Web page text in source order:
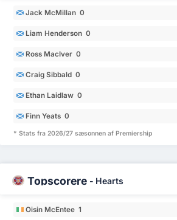
Jack McMillan 0
Liam Henderson 0
Ross MacIver 0
Craig Sibbald 0
Ethan Laidlaw 0
Finn Yeats 0
* Stats fra 2026/27 sæsonnen af Premiership
Topscorere - Hearts
Oisin McEntee 1